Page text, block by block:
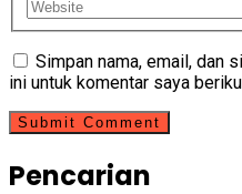
Simpan nama, email, dan
ini untuk komentar saya
Pencarian